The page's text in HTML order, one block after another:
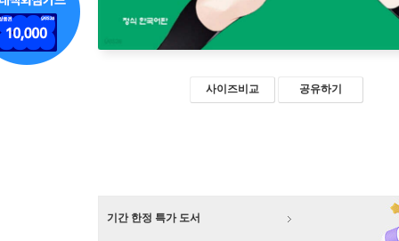
사이즈비교 공유하기
기간 한정 특가 도서